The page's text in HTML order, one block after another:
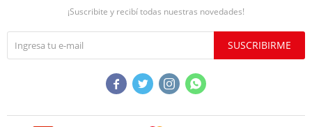
¡Suscribite y recibí todas nuestras novedades!
SUSCRIBIRME
   